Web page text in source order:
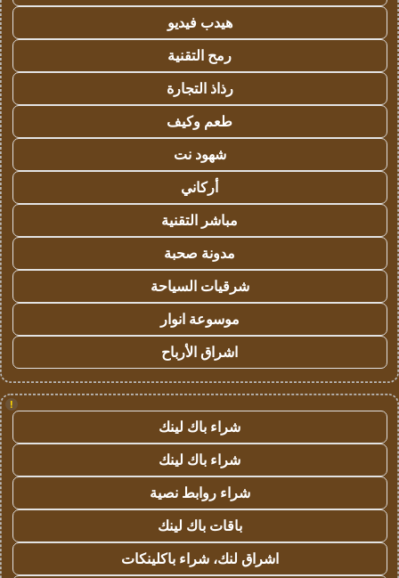
هيدب فيديو
رمح التقنية
رذاذ التجارة
طعم وكيف
شهود نت
أركاني
مباشر التقنية
مدونة صحبة
شرقيات السياحة
موسوعة انوار
اشراق الأرباح
!
شراء باك لينك
شراء باك لينك
شراء روابط نصية
باقات باك لينك
اشراق لنك، شراء باكلينكات